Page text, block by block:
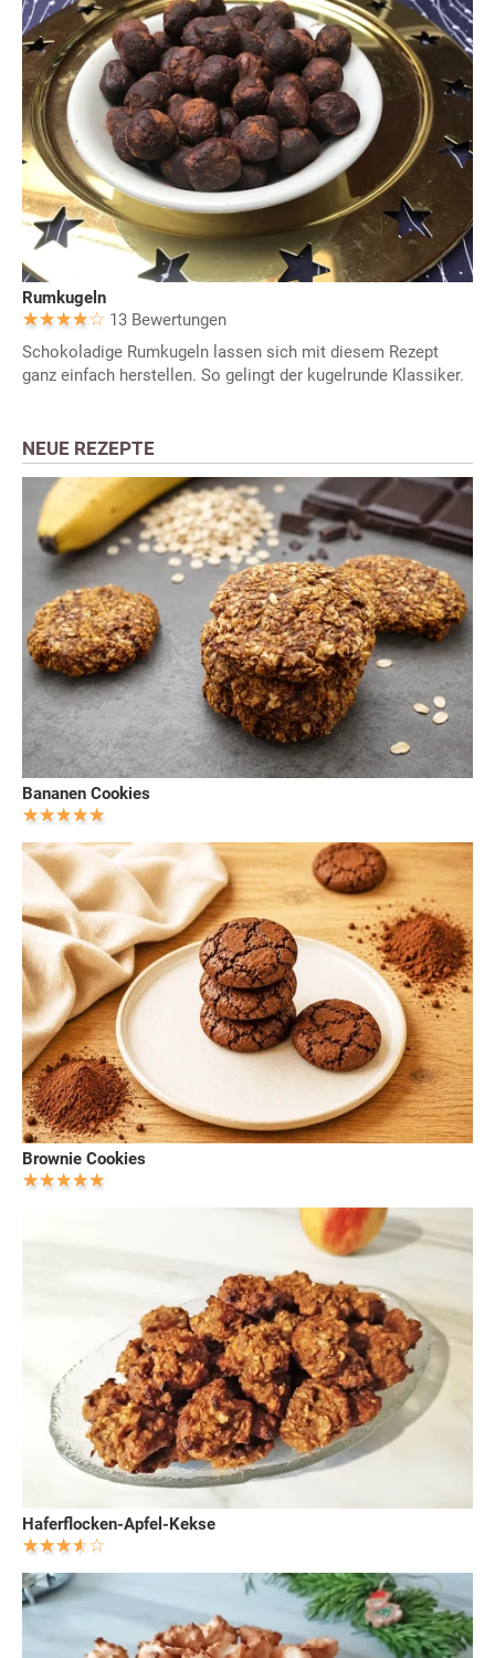
Rumkugeln
13 Bewertungen
Schokoladige Rumkugeln lassen sich mit diesem Rezept
ganz einfach herstellen. So gelingt der kugelrunde Klassiker.
NEUE REZEPTE
Bananen Cookies
Brownie Cookies
Haferflocken-Apfel-Kekse